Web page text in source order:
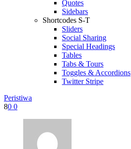
Quotes
Sidebars
Shortcodes S-T
Sliders
Social Sharing
Special Headings
Tables
Tabs & Tours
Toggles & Accordions
Twitter Stripe
Peristiwa
80 0